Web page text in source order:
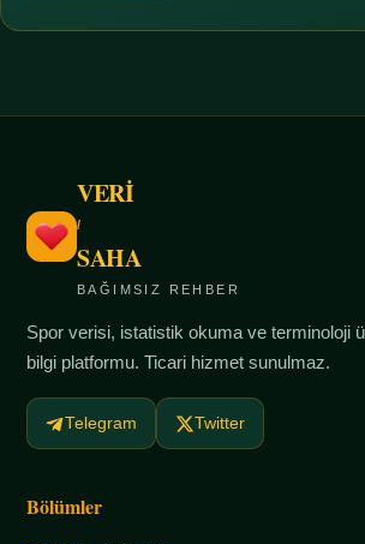
VERİ
/
SAHA
BAĞIMSIZ REHBER
Spor verisi, istatistik okuma ve terminoloji
bilgi platformu. Ticari hizmet sunulmaz.
Telegram Twitter
Bölümler